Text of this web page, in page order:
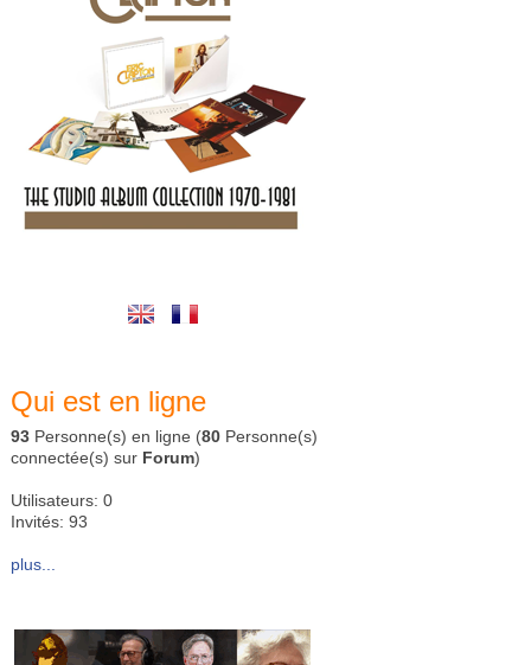
Qui est en ligne
93 Personne(s) en ligne (80 Personne(s)
connectée(s) sur Forum)
Utilisateurs: 0
Invités: 93
plus...